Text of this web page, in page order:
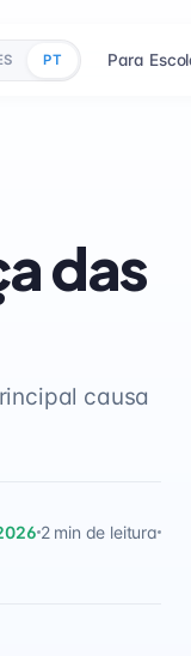
PT Para
das
causa
2 min de leitura